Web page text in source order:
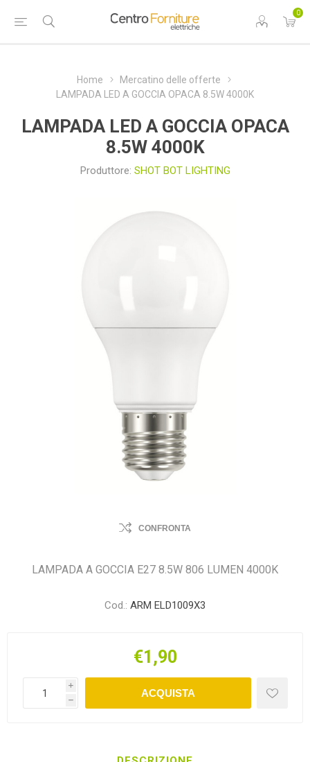
0
Home
Mercatino delle offerte
LAMPADA LED A GOCCIA OPACA 8.5W 4000K
LAMPADA LED A GOCCIA OPACA
8.5W 4000K
Produttore: SHOT BOT LIGHTING
CONFRONTA
LAMPADA A GOCCIA E27 8.5W 806 LUMEN 4000K
Cod.: ARM ELD1009X3
€1,90
i
h
ACQUISTA